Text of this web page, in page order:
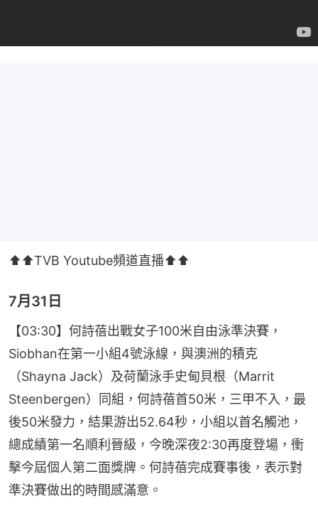
⬆️⬆️TVB Youtube頻道直播⬆️⬆️
7月31日
【03:30】何詩蓓出戰女子100米自由泳準決賽，
Siobhan在第一小組4號泳線，與澳洲的積克
（Shayna Jack）及荷蘭泳手史甸貝根（Marrit
Steenbergen）同組，何詩蓓首50米，三甲不入，最
後50米發力，結果游出52.64秒，小組以首名觸池，
總成績第一名順利晉級，今晚深夜2:30再度登場，衝
擊今屆個人第二面獎牌。何詩蓓完成賽事後，表示對
準決賽做出的時間感滿意。